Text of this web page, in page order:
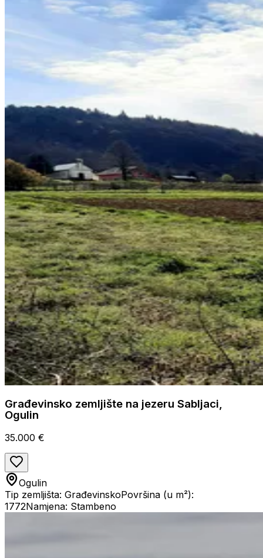
Građevinsko zemljište na jezeru Sabljaci,
Ogulin
35.000 €
Ogulin
Tip zemljišta: GrađevinskoPovršina (u m²):
1772Namjena: Stambeno